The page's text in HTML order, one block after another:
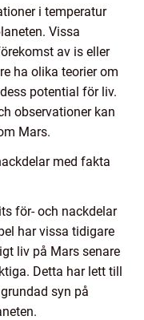
i temperatur
Vissa
av is eller
ha olika teorier om
potential för liv.
observationer kan
Mars.
med fakta
för- och nackdelar
har vissa tidigare
liv på Mars senare
Detta har lett till
syn på